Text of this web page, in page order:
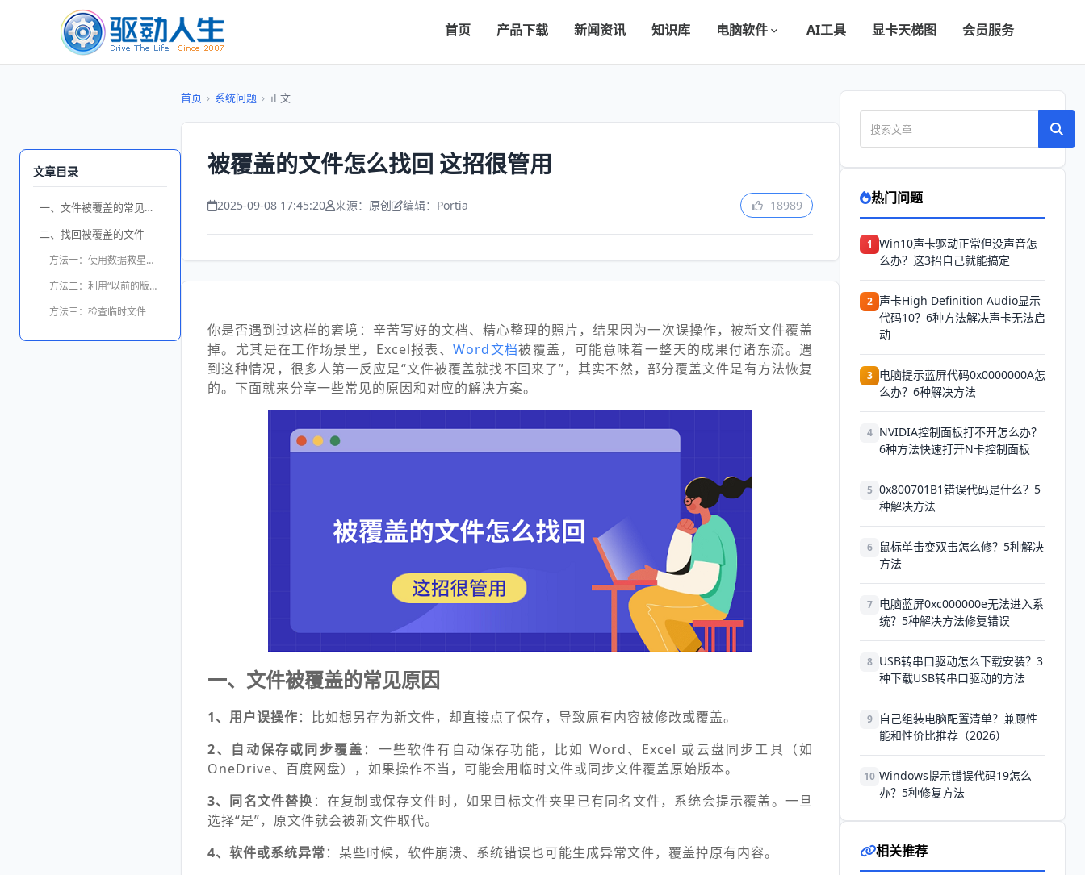
首页 产品下载 新闻资讯 知识库 电脑软件 AI工具 显卡天梯图 会员服务
文章目录
一、文件被覆盖的常见原因
二、找回被覆盖的文件
方法一：使用数据救星恢复被覆盖文件
方法二：利用“以前的版本”功能
方法三：检查临时文件
首页 › 系统问题 › 正文
被覆盖的文件怎么找回 这招很管用
2025-09-08 17:45:20 来源：原创 编辑：Portia 18989
你是否遇到过这样的窘境：辛苦写好的文档、精心整理的照片，结果因为一次误操作，被新文件覆盖
掉。尤其是在工作场景里，Excel报表、Word文档被覆盖，可能意味着一整天的成果付诸东流。遇
到这种情况，很多人第一反应是“文件被覆盖就找不回来了”，其实不然，部分覆盖文件是有方法恢复
的。下面就来分享一些常见的原因和对应的解决方案。
一、文件被覆盖的常见原因
1、用户误操作：比如想另存为新文件，却直接点了保存，导致原有内容被修改或覆盖。
2、自动保存或同步覆盖 ：一些软件有自动保存功能，比如 Word、Excel 或云盘同步工具（如
OneDrive、百度网盘），如果操作不当，可能会用临时文件或同步文件覆盖原始版本。
3、同名文件替换 ：在复制或保存文件时，如果目标文件夹里已有同名文件，系统会提示覆盖。一旦
选择“是”，原文件就会被新文件取代。
4、软件或系统异常：某些时候，软件崩溃、系统错误也可能生成异常文件，覆盖掉原有内容。
热门问题
1 Win10声卡驱动正常但没声音怎
么办？这3招自己就能搞定
2 声卡High Definition Audio显示
代码10？6种方法解决声卡无法启
动
3 电脑提示蓝屏代码0x0000000A怎
么办？6种解决方法
4 NVIDIA控制面板打不开怎么办？
6种方法快速打开N卡控制面板
5 0x800701B1错误代码是什么？5
种解决方法
6
鼠标单击变双击怎么修？5种解决
方法
7 电脑蓝屏0xc000000e无法进入系
统？5种解决方法修复错误
8 USB转串口驱动怎么下载安装？3
种下载USB转串口驱动的方法
9
自己组装电脑配置清单？兼顾性
能和性价比推荐（2026）
10 Windows提示错误代码19怎么
办？5种修复方法
相关推荐